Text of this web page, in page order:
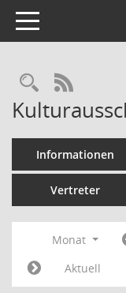
Toggle navigation
RSS-
Informationen
Vertreter
Monat
Aktuell